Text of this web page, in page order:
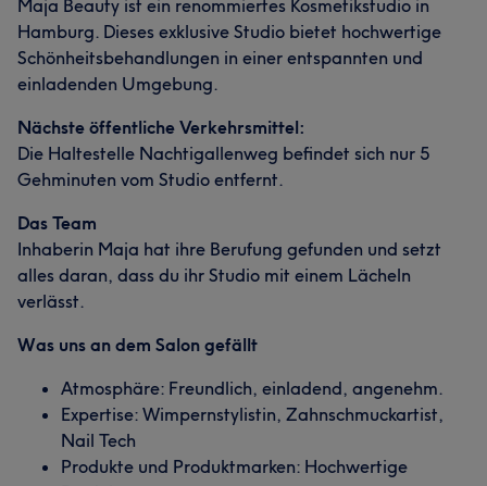
Maja Beauty ist ein renommiertes Kosmetikstudio in
Hamburg. Dieses exklusive Studio bietet hochwertige
Schönheitsbehandlungen in einer entspannten und
einladenden Umgebung.
Nächste öffentliche Verkehrsmittel:
Die Haltestelle Nachtigallenweg befindet sich nur 5
Gehminuten vom Studio entfernt.
Das Team
Inhaberin Maja hat ihre Berufung gefunden und setzt
alles daran, dass du ihr Studio mit einem Lächeln
verlässt.
Was uns an dem Salon gefällt
Atmosphäre: Freundlich, einladend, angenehm.
Expertise: Wimpernstylistin, Zahnschmuckartist,
Nail Tech
Produkte und Produktmarken: Hochwertige